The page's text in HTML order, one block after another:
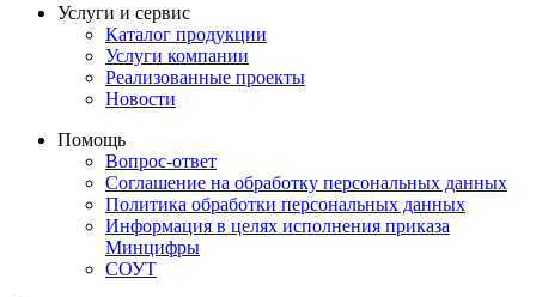
Услуги и сервис
Каталог продукции
Услуги компании
Реализованные проекты
Новости
Помощь
Вопрос-ответ
Соглашение на обработку персональных данных
Политика обработки персональных данных
Информация в целях исполнения приказа
Минцифры
СОУТ